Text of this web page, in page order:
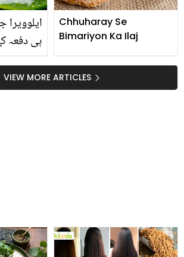
ہی دفعہ
مدافعتی
Chhuharay Se
Bimariyon Ka Ilaj
VIEW MORE ARTICLES